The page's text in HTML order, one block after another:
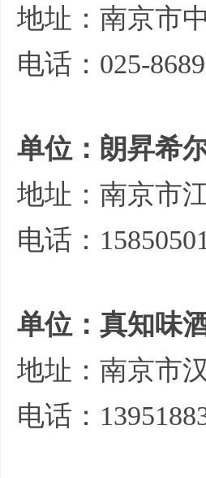
地址：南京市
电话：025-
单位：朗昇希
地址：南京市
电话：
单位：真知味
地址：南京市
电话：